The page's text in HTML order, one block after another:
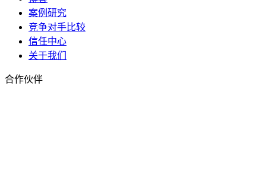
案例研究
竞争对手比较
信任中心
关于我们
合作伙伴